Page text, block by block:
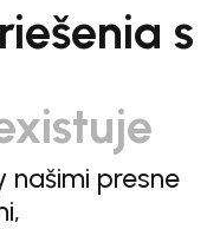
s
presne